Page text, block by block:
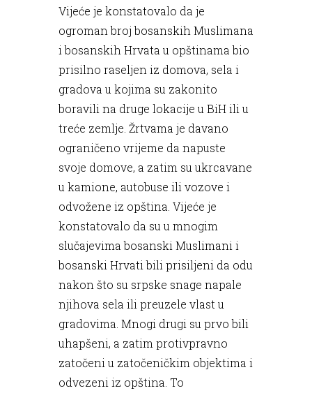
Vijeće je konstatovalo da je
ogroman broj bosanskih Muslimana
i bosanskih Hrvata u opštinama bio
prisilno raseljen iz domova, sela i
gradova u kojima su zakonito
boravili na druge lokacije u BiH ili u
treće zemlje. Žrtvama je davano
ograničeno vrijeme da napuste
svoje domove, a zatim su ukrcavane
u kamione, autobuse ili vozove i
odvožene iz opština. Vijeće je
konstatovalo da su u mnogim
slučajevima bosanski Muslimani i
bosanski Hrvati bili prisiljeni da odu
nakon što su srpske snage napale
njihova sela ili preuzele vlast u
gradovima. Mnogi drugi su prvo bili
uhapšeni, a zatim protivpravno
zatočeni u zatočeničkim objektima i
odvezeni iz opština. To